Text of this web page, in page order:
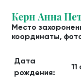
Керн Анна
Место
координаты,
Дата
рождения: